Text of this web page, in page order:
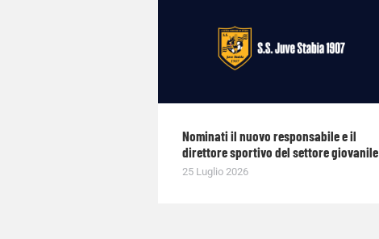
Nominati il nuovo responsabile e il
direttore sportivo del settore giovanile
25 Luglio 2026